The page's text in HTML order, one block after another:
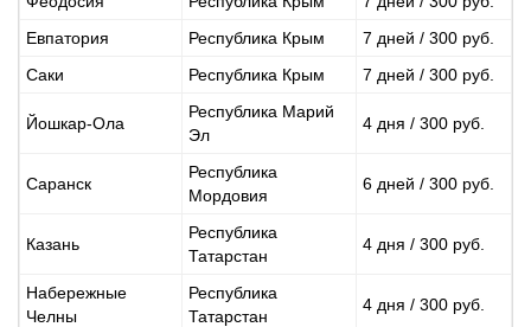
Евпатория
Республика Крым
7 дней / 300 руб.
Саки
Республика Крым 7 дней / 300 руб.
Йошкар-Ола
Республика Марий
Эл
4 дня / 300 руб.
Саранск
Республика
Мордовия
6 дней / 300 руб.
Казань
Республика
Татарстан
4 дня / 300 руб.
Набережные
Челны
Республика
Татарстан
4 дня / 300 руб.